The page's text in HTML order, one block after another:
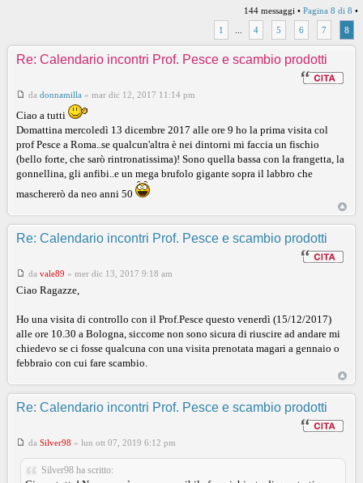
144 messaggi • Pagina 8 di 8 •
1
4 5 6 7 8
Re: Calendario incontri Prof. Pesce e scambio prodotti
da donnamilla » mar dic 12, 2017 11:14 pm
Ciao a tutti
Domattina mercoledì 13 dicembre 2017 alle ore 9 ho la prima visita col
prof Pesce a Roma..se qualcun'altra è nei dintorni mi faccia un fischio
(bello forte, che sarò rintronatissima)! Sono quella bassa con la frangetta, la
gonnellina, gli anfibi..e un mega brufolo gigante sopra il labbro che
maschererò da neo anni 50
Re: Calendario incontri Prof. Pesce e scambio prodotti
da vale89 » mer dic 13, 2017 9:18 am
Ciao Ragazze,
Ho una visita di controllo con il Prof.Pesce questo venerdì (15/12/2017)
alle ore 10.30 a Bologna, siccome non sono sicura di riuscire ad andare mi
chiedevo se ci fosse qualcuna con una visita prenotata magari a gennaio o
febbraio con cui fare scambio.
Re: Calendario incontri Prof. Pesce e scambio prodotti
da Silver98 » lun ott 07, 2019 6:12 pm
Silver98 ha scritto: